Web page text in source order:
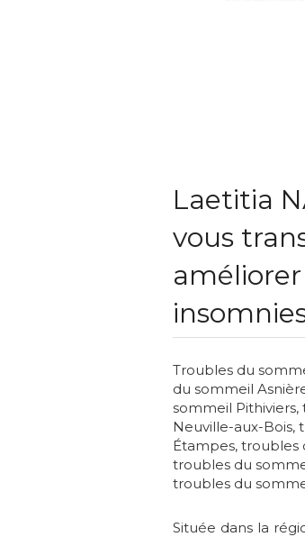
Laetitia
vous
Troubles du
du sommeil
sommeil Pithiviers,
Neuville-aux-Bois,
Étampes, troubles
troubles du
troubles du
Située dans la